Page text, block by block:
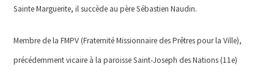
Sainte Marguerite, il succède au père Sébastien Naudin.
Membre de la FMPV (Fraternité Missionnaire des Prêtres pour la Ville),
précédemment vicaire à la paroisse Saint-Joseph des Nations (11e)